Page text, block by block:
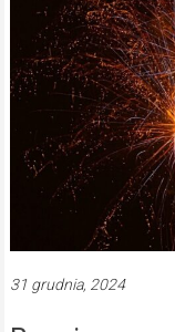
31 grudnia, 2024